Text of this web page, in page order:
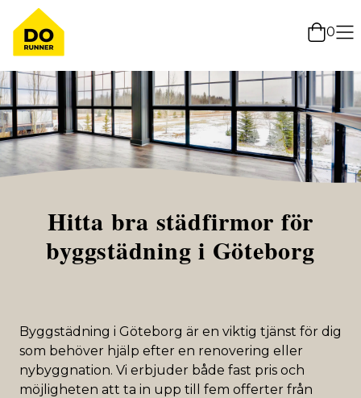
0
Hitta bra städfirmor för
byggstädning i Göteborg
Byggstädning i Göteborg är en viktig tjänst för dig
som behöver hjälp efter en renovering eller
nybyggnation. Vi erbjuder både fast pris och
möjligheten att ta in upp till fem offerter från